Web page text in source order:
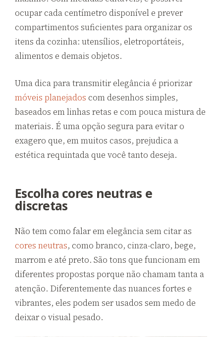
ocupar cada centímetro disponível e prever
compartimentos suficientes para organizar os
itens da cozinha: utensílios, eletroportáteis,
alimentos e demais objetos.
Uma dica para transmitir elegância é priorizar
móveis planejados com desenhos simples,
baseados em linhas retas e com pouca mistura de
materiais. É uma opção segura para evitar o
exagero que, em muitos casos, prejudica a
estética requintada que você tanto deseja.
Escolha cores neutras e
discretas
Não tem como falar em elegância sem citar as
cores neutras, como branco, cinza-claro, bege,
marrom e até preto. São tons que funcionam em
diferentes propostas porque não chamam tanta a
atenção. Diferentemente das nuances fortes e
vibrantes, eles podem ser usados sem medo de
deixar o visual pesado.